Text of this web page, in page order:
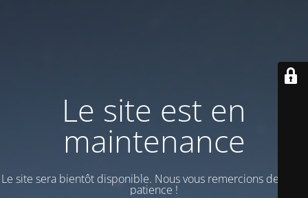
Le site est en
maintenance
Le site sera bientôt disponible. Nous vous remercions de votre
patience !